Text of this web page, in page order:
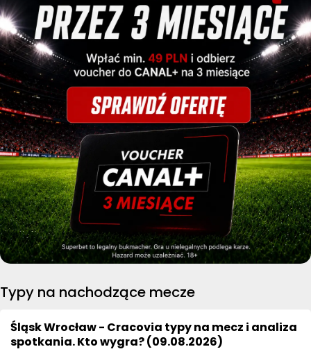
Typy na nachodzące mecze
Śląsk Wrocław - Cracovia typy na mecz i analiza
spotkania. Kto wygra? (09.08.2026)